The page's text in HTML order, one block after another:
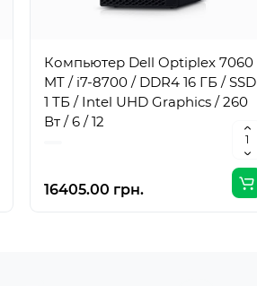
Компьютер Dell Optiplex 7060
MT / i7-8700 / DDR4 16 ГБ / SSD
1 ТБ / Intel UHD Graphics / 260
Вт / 6 / 12
16405.00 грн.